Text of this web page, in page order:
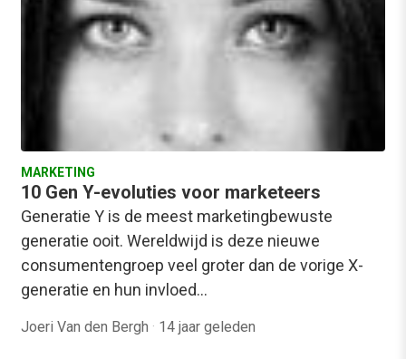
MARKETING
10 Gen Y-evoluties voor marketeers
Generatie Y is de meest marketingbewuste
generatie ooit. Wereldwijd is deze nieuwe
consumentengroep veel groter dan de vorige X-
generatie en hun invloed…
Joeri Van den Bergh · 14 jaar geleden